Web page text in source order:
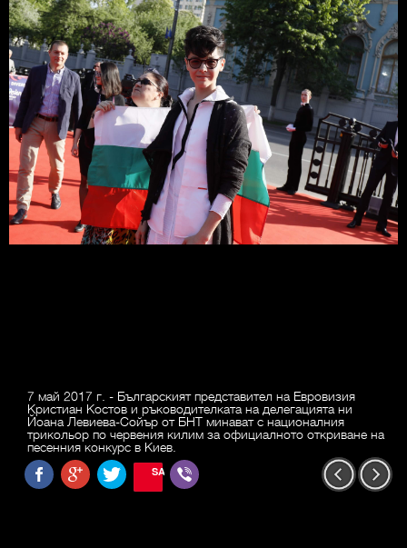
7 май 2017 г. - Българският представител на Евровизия
Кристиан Костов и ръководителката на делегацията ни
Йоана Левиева-Сойър от БНТ минават с националния
трикольор по червения килим за официалното откриване на
песенния конкурс в Киев.
SAVE